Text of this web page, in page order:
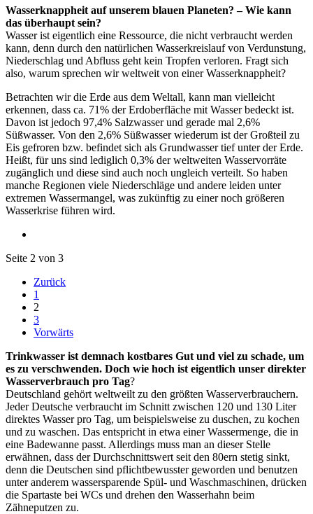
Wasserknappheit auf unserem blauen Planeten? – Wie kann
das überhaupt sein?
Wasser ist eigentlich eine Ressource, die nicht verbraucht werden
kann, denn durch den natürlichen Wasserkreislauf von Verdunstung,
Niederschlag und Abfluss geht kein Tropfen verloren. Fragt sich
also, warum sprechen wir weltweit von einer Wasserknappheit?
Betrachten wir die Erde aus dem Weltall, kann man vielleicht
erkennen, dass ca. 71% der Erdoberfläche mit Wasser bedeckt ist.
Davon ist jedoch 97,4% Salzwasser und gerade mal 2,6%
Süßwasser. Von den 2,6% Süßwasser wiederum ist der Großteil zu
Eis gefroren bzw. befindet sich als Grundwasser tief unter der Erde.
Heißt, für uns sind lediglich 0,3% der weltweiten Wasservorräte
zugänglich und diese sind auch noch ungleich verteilt. So haben
manche Regionen viele Niederschläge und andere leiden unter
extremen Wassermangel, was zukünftig zu einer noch größeren
Wasserkrise führen wird.
Seite 2 von 3
Zurück
1
2
3
Vorwärts
Trinkwasser ist demnach kostbares Gut und viel zu schade, um
es zu verschwenden. Doch wie hoch ist eigentlich unser direkter
Wasserverbrauch pro Tag?
Deutschland gehört weltweilt zu den größten Wasserverbrauchern.
Jeder Deutsche verbraucht im Schnitt zwischen 120 und 130 Liter
direktes Wasser pro Tag, um beispielsweise zu duschen, zu kochen
und zu waschen. Das entspricht in etwa einer Wassermenge, die in
eine Badewanne passt. Allerdings muss man an dieser Stelle
erwähnen, dass der Durchschnittswert seit den 80ern stetig sinkt,
denn die Deutschen sind pflichtbewusster geworden und benutzen
unter anderem wassersparende Spül- und Waschmaschinen, drücken
die Spartaste bei WCs und drehen den Wasserhahn beim
Zähneputzen zu.